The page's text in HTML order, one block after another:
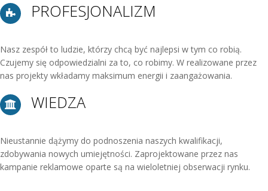
PROFESJONALIZM
Nasz zespół to ludzie, którzy chcą być najlepsi w tym co robią.
Czujemy się odpowiedzialni za to, co robimy. W realizowane przez
nas projekty wkładamy maksimum energii i zaangażowania.
WIEDZA
Nieustannie dążymy do podnoszenia naszych kwalifikacji,
zdobywania nowych umiejętności. Zaprojektowane przez nas
kampanie reklamowe oparte są na wieloletniej obserwacji rynku.